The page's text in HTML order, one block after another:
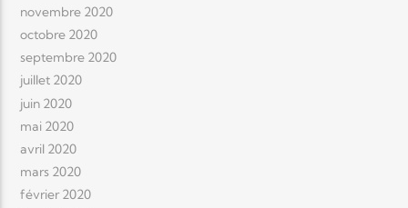
novembre 2020
octobre 2020
septembre 2020
juillet 2020
juin 2020
mai 2020
avril 2020
mars 2020
février 2020